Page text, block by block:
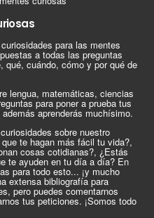
para las mentes
a todas las preguntas
qué, cuándo, cómo y por qué de
lengua, matemáticas, ciencias
para poner a prueba tus
aprenderás muchísimo.
sobre nuestro
te hagan más fácil tu vida?,
cosas cotidianas?, ¿Estás
te ayuden en tu día a día? En
para todo esto... ¡y mucho
extensa bibliografía para
pero puedes comentarnos
tus peticiones. ¡Somos todo